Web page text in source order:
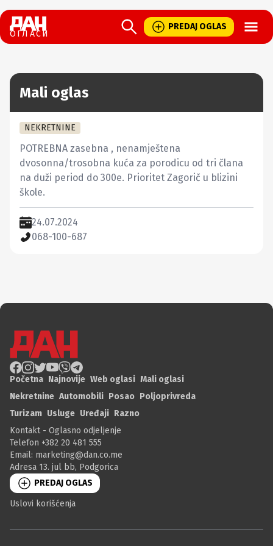
ОГЛАСИ
PREDAJ OGLAS
Mali oglas
NEKRETNINE
POTREBNA zasebna , nenamještena
dvosonna/trosobna kuća za porodicu od tri člana
na duži period do 300e. Prioritet Zagorič u blizini
škole.
24.07.2024
068-100-687
Početna Najnovije Web oglasi Mali oglasi
Nekretnine Automobili Posao Poljoprivreda
Turizam Usluge Uređaji Razno
Kontakt - Oglasno odjeljenje
Telefon +382 20 481 555
Email: marketing@dan.co.me
Adresa 13. jul bb, Podgorica
PREDAJ OGLAS
Uslovi korišćenja